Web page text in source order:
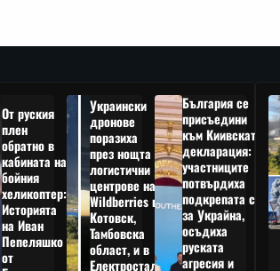
От руския
плен
обратно в
кабината на
бойния
хеликоптер:
Историята
на Иван
Пепеляшко
от
Украински
дронове
поразиха
през нощта
логистични
центрове на
Wildberries в
Котовск,
Тамбовска
област, и в
Електростал,
България се
присъедини
към Киивската
декларация:
участниците
потвърдиха
подкрепата си
за Украйна,
осъдиха
руската
агресия и